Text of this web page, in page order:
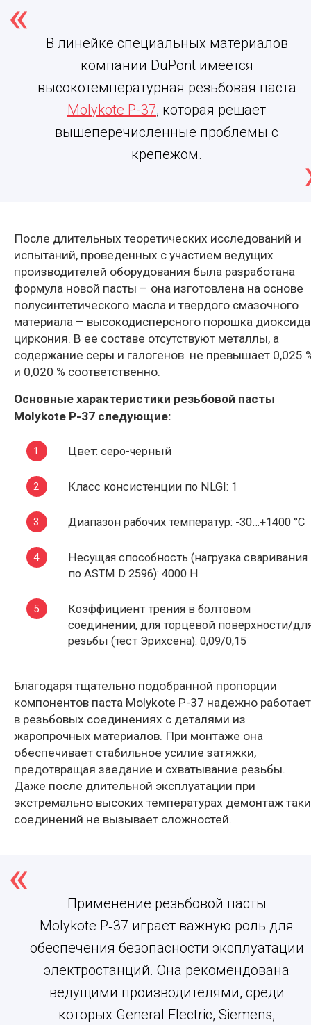
В линейке специальных материалов
компании DuPont имеется
высокотемпературная резьбовая паста
Molykote P-37, которая решает
вышеперечисленные проблемы с
крепежом.
После длительных теоретических исследований и
испытаний, проведенных с участием ведущих
производителей оборудования была разработана
формула новой пасты – она изготовлена на основе
полусинтетического масла и твердого смазочного
материала – высокодисперсного порошка диоксида
циркония. В ее составе отсутствуют металлы, а
содержание серы и галогенов не превышает 0,025
и 0,020 % соответственно.
Основные характеристики резьбовой пасты
Molykote P-37 следующие:
Цвет: серо-черный
Класс консистенции по NLGI: 1
Диапазон рабочих температур: -30…+1400 °С
Несущая способность (нагрузка сваривания
по ASTM D 2596): 4000 Н
Коэффициент трения в болтовом
соединении, для торцевой поверхности/
резьбы (тест Эрихсена): 0,09/0,15
Благодаря тщательно подобранной пропорции
компонентов паста Molykote P-37 надежно работает
в резьбовых соединениях с деталями из
жаропрочных материалов. При монтаже она
обеспечивает стабильное усилие затяжки,
предотвращая заедание и схватывание резьбы.
Даже после длительной эксплуатации при
экстремально высоких температурах демонтаж
соединений не вызывает сложностей.
Применение резьбовой пасты
Molykote P‑37 играет важную роль для
обеспечения безопасности эксплуатации
электростанций. Она рекомендована
ведущими производителями, среди
которых General Electric, Siemens,